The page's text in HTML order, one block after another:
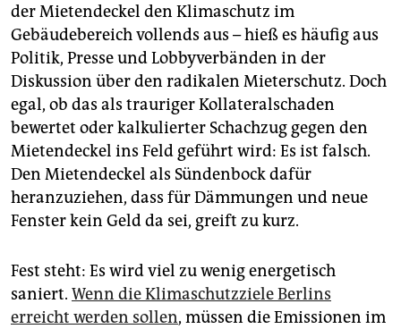
der Mietendeckel den Klimaschutz im
Gebäudebereich vollends aus – hieß es häufig aus
Politik, Presse und Lobbyverbänden in der
Diskussion über den radikalen Mieterschutz. Doch
egal, ob das als trauriger Kollateralschaden
bewertet oder kalkulierter Schachzug gegen den
Mietendeckel ins Feld geführt wird: Es ist falsch.
Den Mietendeckel als Sündenbock dafür
heranzuziehen, dass für Dämmungen und neue
Fenster kein Geld da sei, greift zu kurz.
Fest steht: Es wird viel zu wenig energetisch
saniert. Wenn die Klimaschutzziele Berlins
erreicht werden sollen, müssen die Emissionen im